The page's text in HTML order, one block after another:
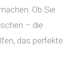
Ob Sie
– die
das perfekte